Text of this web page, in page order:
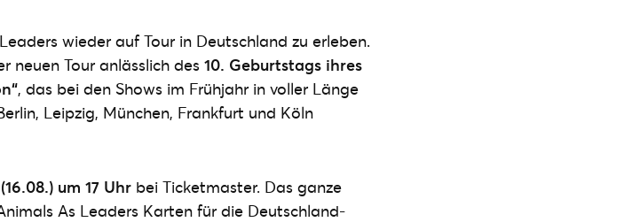
wieder auf Tour in Deutschland zu erleben.
neuen Tour anlässlich des 10. Geburtstags ihres
, das bei den Shows im Frühjahr in voller Länge
Leipzig, München, Frankfurt und Köln
um 17 Uhr bei Ticketmaster. Das ganze
As Leaders Karten für die Deutschland-